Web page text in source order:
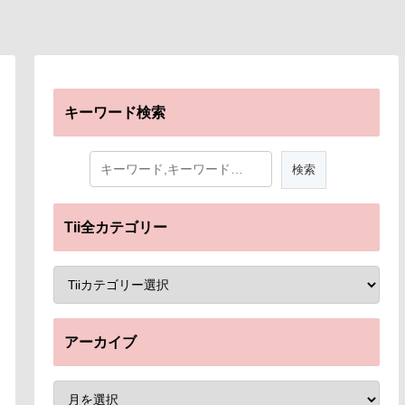
キーワード検索
Tii全カテゴリー
アーカイブ